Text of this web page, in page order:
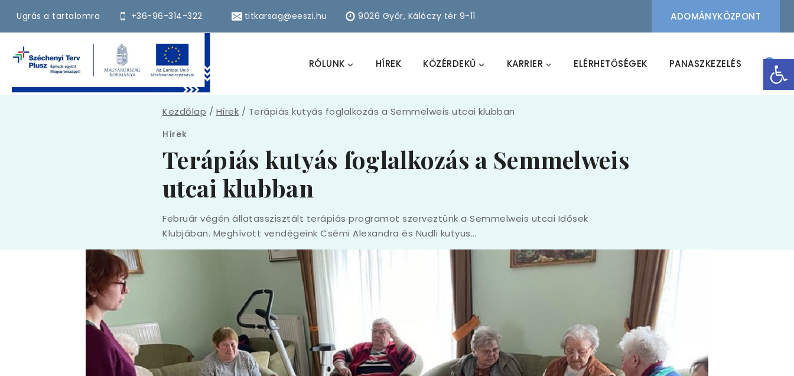
Ugrás a tartalomra +36-96-314-322 titkarsag@eeszi.hu 9026 Győr, Kálóczy tér 9-11 ADOMÁNYKÖZPONT
RÓLUNK HÍREK KÖZÉRDEKŰ KARRIER ELÉRHETŐSÉGEK PANASZKEZELÉS
Kezdőlap / Hírek / Terápiás kutyás foglalkozás a Semmelweis utcai klubban
Hírek
Terápiás kutyás foglalkozás a Semmelweis
utcai klubban
Február végén állatasszisztált terápiás programot szerveztünk a Semmelweis utcai Idősek
Klubjában. Meghívott vendégeink Csémi Alexandra és Nudli kutyus…